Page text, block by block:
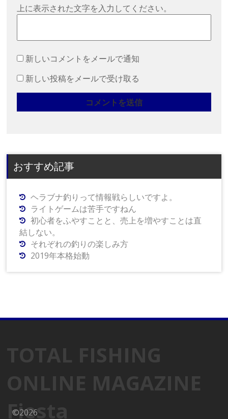
上に表示された文字を入力してください。
新しいコメントをメールで通知
新しい投稿をメールで受け取る
おすすめ記事
ヘラブナ釣りって情報戦らしいですよ。
ライトゲームは苦手ですねん
初心者をふやすことと、売上を増やすことは直
結しない。
それぞれの釣りの楽しみ方
2019年本格始動
TOTAL FISHING
ONLINE MAGAZINE
Fiesta
©2026